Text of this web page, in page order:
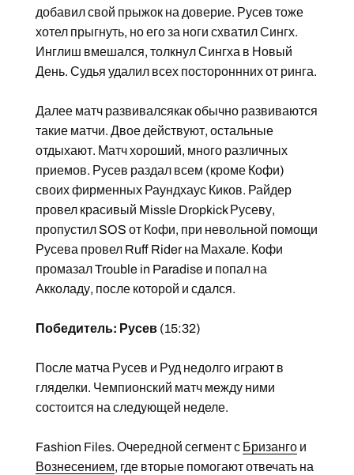
добавил свой прыжок на доверие. Русев тоже
хотел прыгнуть, но его за ноги схватил Сингх.
Инглиш вмешался, толкнул Сингха в Новый
День. Судья удалил всех постороннних от ринга.
Далее матч развивалсякак обычно развиваются
такие матчи. Двое действуют, остальные
отдыхают. Матч хороший, много различных
приемов. Русев раздал всем (кроме Кофи)
своих фирменных Раундхаус Киков. Райдер
провел красивый Missle Dropkick Русеву,
пропустил SOS от Кофи, при невольной помощи
Русева провел Ruff Rider на Махале. Кофи
промазал Trouble in Paradise и попал на
Акколаду, после которой и сдался.
Победитель: Русев(15:32)
После матча Русев и Руд недолго играют в
гляделки. Чемпионский матч между ними
состоится на следующей неделе.
Fashion Files. Очередной сегмент с Бризангои
Вознесением, где вторые помогают отвечать на